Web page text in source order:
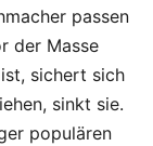
passen
der Masse
sichert sich
sinkt sie.
populären